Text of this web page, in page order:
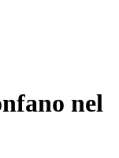
nel